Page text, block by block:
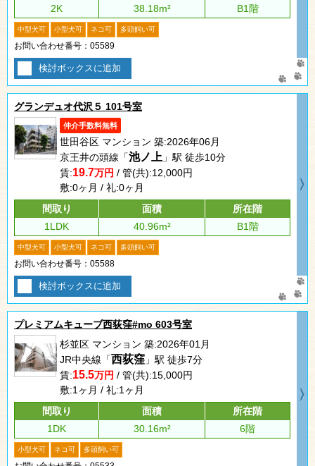
2K
38.18m² B1階
中型犬可 小型犬可 ネコ可 多頭飼い可
お問い合わせ番号：05589
検討ボックスに追加
グランデュオ代沢５ 101号室
仲介手数料無料
世田谷区 マンション 築:2026年06月
京王井の頭線「池ノ上 」駅 徒歩10分
賃:19.7万円 / 管(共):12,000円
敷:0ヶ月 / 礼:0ヶ月
間取り
面積
所在階
1LDK
40.96m² B1階
中型犬可 小型犬可 ネコ可 多頭飼い可
お問い合わせ番号：05588
検討ボックスに追加
プレミアムキューブ西荻窪#mo 603号室
杉並区 マンション 築:2026年01月
JR中央線「西荻窪 」駅 徒歩7分
賃:15.5万円 / 管(共):15,000円
敷:1ヶ月 / 礼:1ヶ月
間取り
面積
所在階
1DK
30.16m² 6階
小型犬可 ネコ可 多頭飼い可